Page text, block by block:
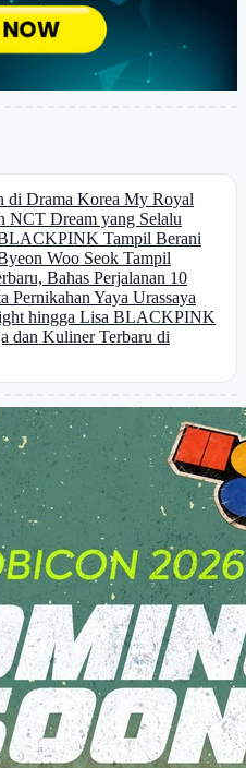
di Drama Korea My Royal
NCT Dream yang Selalu
Tampil Berani
Woo Seok Tampil
Bahas Perjalanan 10
Pernikahan Yaya Urassaya
hingga Lisa BLACKPINK
dan Kuliner Terbaru di